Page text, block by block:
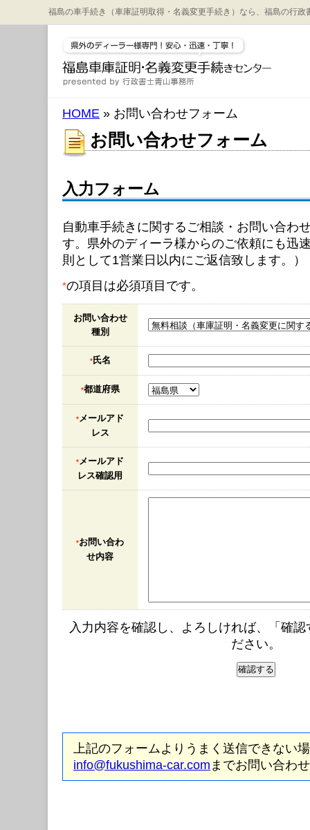
福島の車手続き（車庫証明取得・名義変更手続き）なら、福島の行
HOME » お問い合わせフォーム
お問い合わせフォーム
入力フォーム
自動車手続きに関するご相談・お問い合わ
す。県外のディーラ様からのご依頼にも迅
則として1営業日以内にご返信致します。）
*の項目は必須項目です。
お問い合わせ
種別
*氏名
*都道府県
*メールアド
レス
*メールアド
レス確認用
*お問い合わ
せ内容
入力内容を確認し、よろしければ、「確
ださい。
上記のフォームよりうまく送信できない
info@fukushima-car.com までお問い合わ